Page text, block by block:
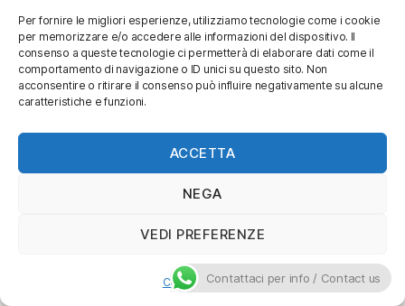
Per fornire le migliori esperienze, utilizziamo tecnologie come i cookie
per memorizzare e/o accedere alle informazioni del dispositivo. Il
consenso a queste tecnologie ci permetterà di elaborare dati come il
comportamento di navigazione o ID unici su questo sito. Non
acconsentire o ritirare il consenso può influire negativamente su alcune
caratteristiche e funzioni.
ACCETTA
NEGA
VEDI PREFERENZE
Cookie PolicyContattaci per info / Contact us